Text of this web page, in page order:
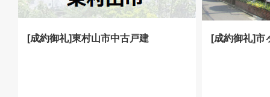
[成約御礼]東村山市中古戸建 [成約御礼]市